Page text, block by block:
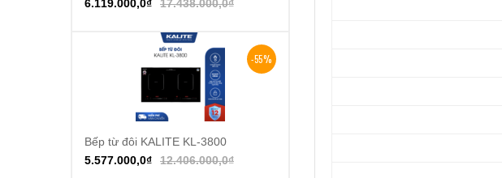
17.438.000,0₫
6.119.000,0₫
-55%
Thêm vào giỏ hàng
Bếp từ đôi KALITE KL-3800
12.406.000,0₫
5.577.000,0₫